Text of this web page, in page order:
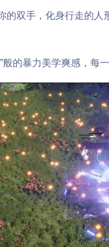
的双手，化身行走的人
暴力美学爽感，每一